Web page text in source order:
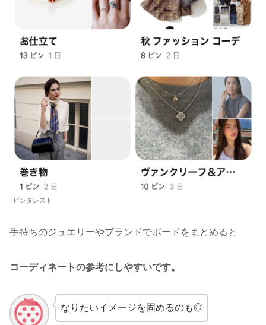
ピンタレスト
手持ちのジュエリーやブランドでボードをまとめると
コーディネートの参考にしやすいです。
なりたいイメージを固めるのも◎